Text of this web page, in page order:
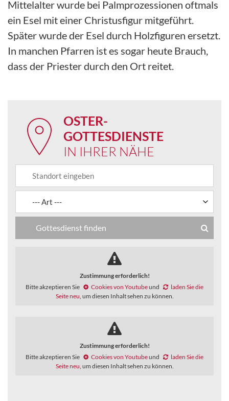
Mittelalter wurde bei Palmprozessionen oftmals
ein Esel mit einer Christusfigur mitgeführt.
Später wurde der Esel durch Holzfiguren ersetzt.
In manchen Pfarren ist es sogar heute Brauch,
dass der Priester durch den Ort reitet.
OSTER-
GOTTESDIENSTE
IN IHRER NÄHE
Gottesdienst finden
Zustimmung erforderlich!
Bitte akzeptieren Sie
Cookies von Youtubeund
laden Sie die
Seite neu, um diesen Inhalt sehen zu können.
Zustimmung erforderlich!
Bitte akzeptieren Sie
Cookies von Youtubeund
laden Sie die
Seite neu, um diesen Inhalt sehen zu können.